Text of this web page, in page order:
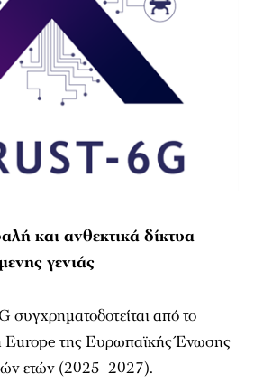
και ανθεκτικά δίκτυα
γενιάς
από το
της Ευρωπαϊκής Ένωσης
ετών (2025–2027).